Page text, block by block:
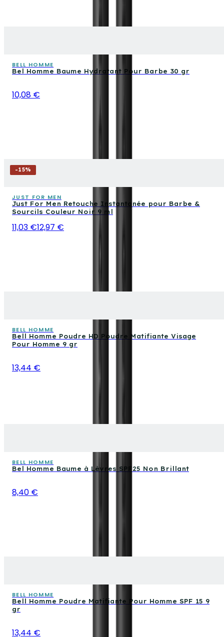
BELL HOMME
Bel Homme Baume Hydratant Pour Barbe 30 gr
10,08 €
-15%
JUST FOR MEN
Just For Men Retouche Instantanée pour Barbe &
Sourcils Couleur Noir 9 ml
11,03 €12,97 €
BELL HOMME
Bell Homme Poudre HD Poudre Matifiante Visage
Pour Homme 9 gr
13,44 €
BELL HOMME
Bel Homme Baume à Lèvres SPF25 Non Brillant
8,40 €
BELL HOMME
Bell Homme Poudre Matifiante Pour Homme SPF 15 9
gr
13,44 €